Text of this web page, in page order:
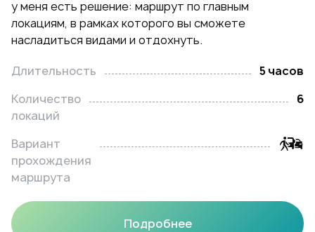
у меня есть решение: маршрут по главным
локациям, в рамках которого вы сможете
насладиться видами и отдохнуть.
Длительность
5 часов
Количество
локаций
6
Вариант
прохождения
маршрута
Подробнее